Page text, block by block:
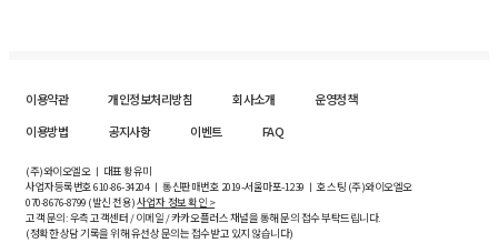
이용약관 개인정보처리방침 회사소개
운영정책
이용방법
공지사항 이벤트 FAQ
(주)와이오엘오 ㅣ 대표 황유미
사업자등록번호610-86-34204ㅣ 통신판매번호 2019-서울마포-1239 ㅣ 호스팅 (주)와이오엘오
070-8676-8799 (발신 전용)사업자 정보 확인 >
고객 문의: 우측 고객센터 / 이메일 / 카카오플러스 채널을 통해 문의 접수 부탁드립니다.
(정확한 상담 기록을 위해 유선상 문의는 접수받고 있지 않습니다)